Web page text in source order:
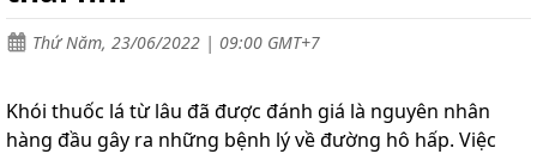
di
công
Tin
tức
Thứ Năm, 23/06/2022 | 09:00 GMT+7
Khói thuốc lá từ lâu đã được đánh giá là nguyên nhân
hàng đầu gây ra những bệnh lý về đường hô hấp. Việc